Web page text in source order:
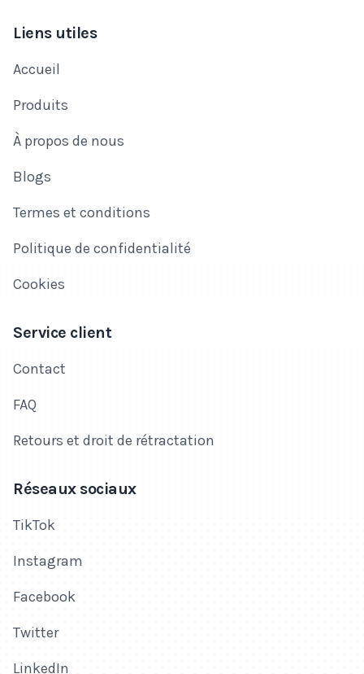
Liens utiles
Accueil
Produits
À propos de nous
Blogs
Termes et conditions
Politique de confidentialité
Cookies
Service client
Contact
FAQ
Retours et droit de rétractation
Réseaux sociaux
TikTok
Instagram
Facebook
Twitter
LinkedIn